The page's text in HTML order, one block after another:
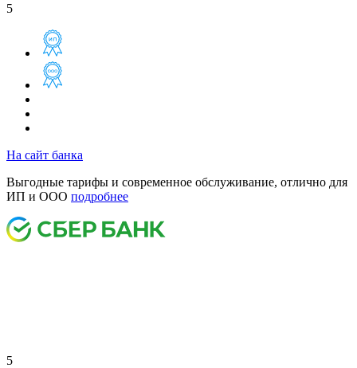
5
На сайт банка
Выгодные тарифы и современное обслуживание, отлично для
ИП и ООО подробнее
5